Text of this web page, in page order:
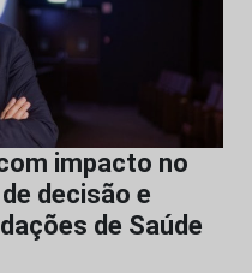
impacto no
decisão e
de Saúde